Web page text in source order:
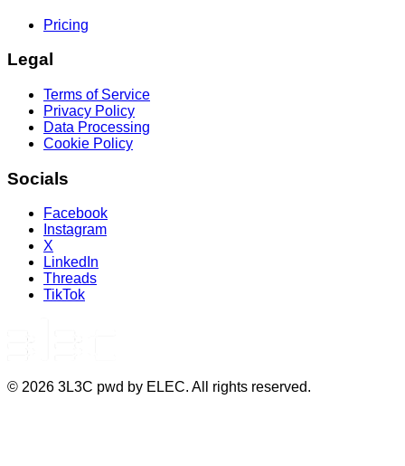
Pricing
Legal
Terms of Service
Privacy Policy
Data Processing
Cookie Policy
Socials
Facebook
Instagram
X
LinkedIn
Threads
TikTok
© 2026 3L3C pwd by ELEC. All rights reserved.